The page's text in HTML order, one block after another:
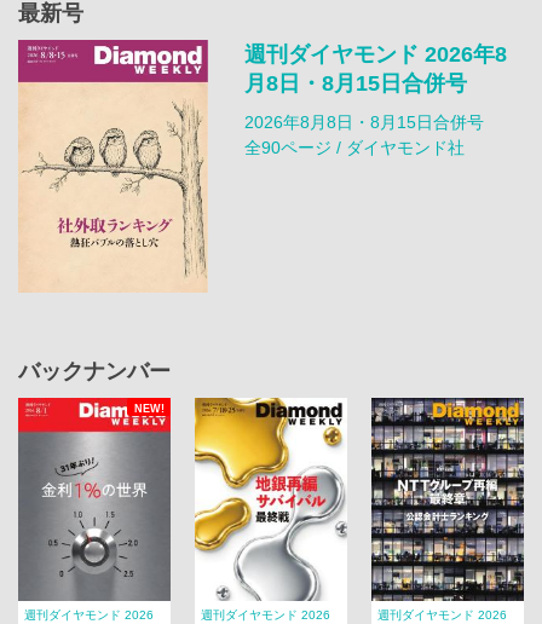
最新号
週刊ダイヤモンド 2026年8
月8日・8月15日合併号
2026年8月8日・8月15日合併号
全90ページ / ダイヤモンド社
バックナンバー
NEW!
週刊ダイヤモンド 2026
週刊ダイヤモンド 2026
週刊ダイヤモンド 2026